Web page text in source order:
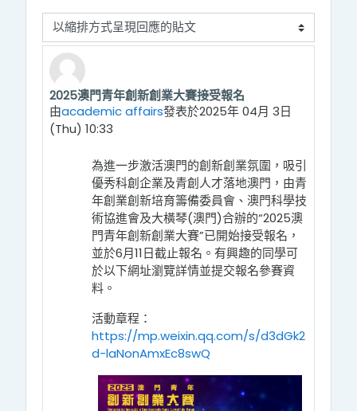
顯示模式
2025澳門青年創新創業大賽接受報名
由academic affairs發表於2025年 04月 3日
(Thu) 10:33
Number of replies: 0
為進一步激活澳門的創新創業氛圍，吸引
優秀科創企業及青創人才落地澳門，由青
年創業創新培育籌備委員會、澳門科學技
術協進會及大橫琴(澳門)合辦的“2025澳
門青年創新創業大賽”已開始接受報名，
並於6月11日截止報名。有興趣的同學可
於以下網址瀏覽詳情並提交報名參賽資
料。
活動章程：
https://mp.weixin.qq.com/s/d3dGk2
d-laNonAmxEc8swQ